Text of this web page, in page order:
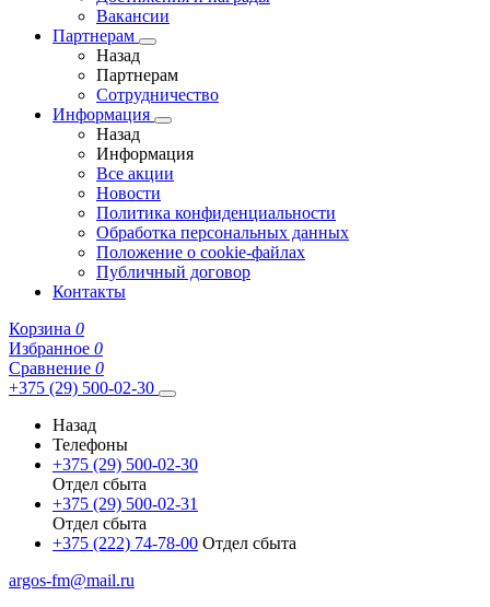
Вакансии
Партнерам
Назад
Партнерам
Сотрудничество
Информация
Назад
Информация
Все акции
Новости
Политика конфиденциальности
Обработка персональных данных
Положение о cookie-файлах
Публичный договор
Контакты
Корзина 0
Избранное 0
Сравнение 0
+375 (29) 500-02-30
Назад
Телефоны
+375 (29) 500-02-30
Отдел сбыта
+375 (29) 500-02-31
Отдел сбыта
+375 (222) 74-78-00 Отдел сбыта
argos-fm@mail.ru